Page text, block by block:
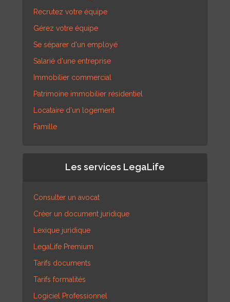
Recrutez votre équipe
Gérez votre équipe
Se séparer d'un employé
Salarié d'une entreprise
Immobilier commercial
Patrimoine immobilier résidentiel
Locataire d'un logement
Famille
Les services LegaLife
Consulter un avocat
Créer un document juridique
Lexique juridique
LegaLife Premium
Tarifs documents
Tarifs formalités
Logiciel Professionnel